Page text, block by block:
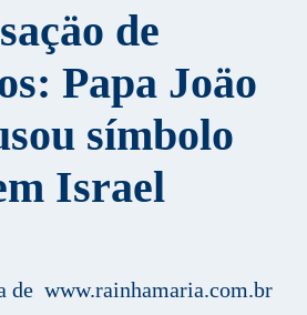
de
Papa Joäo
símbolo
Israel
de www.rainhamaria.com.br